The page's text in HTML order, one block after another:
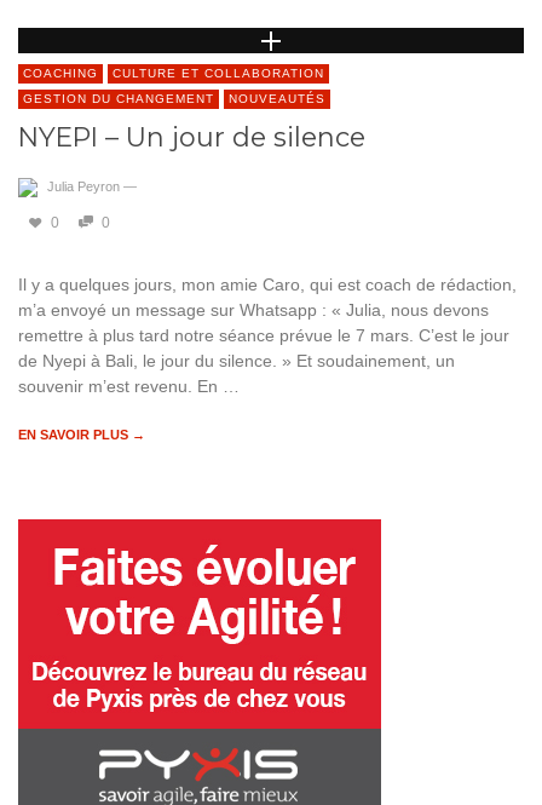
COACHING
CULTURE ET COLLABORATION
GESTION DU CHANGEMENT
NOUVEAUTÉS
NYEPI – Un jour de silence
Julia Peyron —
0 0
Il y a quelques jours, mon amie Caro, qui est coach de rédaction,
m’a envoyé un message sur Whatsapp : « Julia, nous devons
remettre à plus tard notre séance prévue le 7 mars. C’est le jour
de Nyepi à Bali, le jour du silence. » Et soudainement, un
souvenir m’est revenu. En …
EN SAVOIR PLUS →